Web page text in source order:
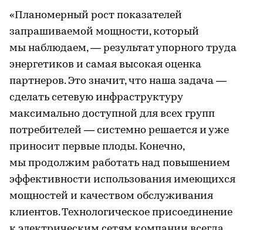
«Планомерный рост показателей
запрашиваемой мощности, который
мы наблюдаем, — результат упорного труда
энергетиков и самая высокая оценка
партнеров. Это значит, что наша задача —
сделать сетевую инфраструктуру
максимально доступной для всех групп
потребителей — системно решается и уже
приносит первые плоды. Конечно,
мы продолжим работать над повышением
эффективности использования имеющихся
мощностей и качеством обслуживания
клиентов. Технологическое присоединение